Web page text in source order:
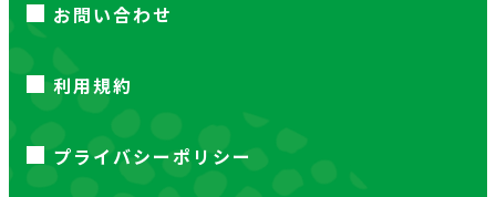
お問い合わせ
利用規約
プライバシーポリシー